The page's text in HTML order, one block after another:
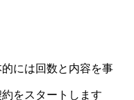
には回数と内容を事
をスタートします